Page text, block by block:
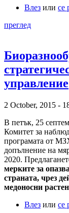
Влез или се
преглед
управление
2 October, 2015 -
В петък, 25
Комитет за
програмата от
допълнение на
2020.
мерките за
страната, чрез
медоносни
Влез или се